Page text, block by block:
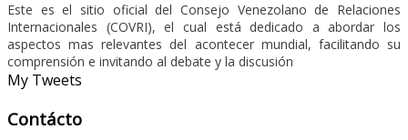
Este es el sitio oficial del Consejo Venezolano de Relaciones
Internacionales (COVRI), el cual está dedicado a abordar los
aspectos mas relevantes del acontecer mundial, facilitando su
comprensión e invitando al debate y la discusión
My Tweets
Contácto